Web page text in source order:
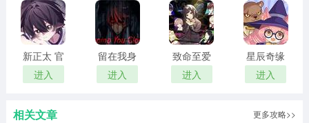
3、多结局分支设计，每次选择都影响关系走向，结局走向
各不相同。
4、约会对象虽是可爱怪物，浪漫氛围却十足，内容层次丰
富沉浸感强。
爱上宇宙恐龙杰顿游戏说明
正版
新正太 官
方正版
进入
留在我身
边
进入
致命至爱
汉化版
进入
星辰奇缘
最新版
进入
相关文章 更多攻略>>